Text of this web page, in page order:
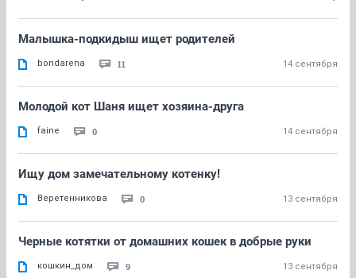
Малышка-подкидыш ищет родителей
bondarena 11 14 сентября
Молодой кот Шаня ищет хозяина-друга
faine 0 14 сентября
Ищу дом замечательному котенку!
Веретенникова 0 13 сентября
Черные котятки от домашних кошек в добрые руки
кошкин_дом 9 13 сентября